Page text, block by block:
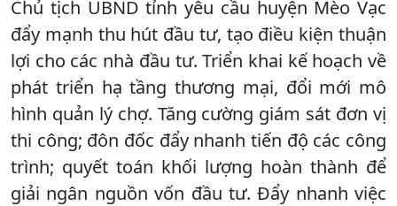
Chủ tịch UBND tỉnh yêu cầu huyện Mèo Vạc
đẩy mạnh thu hút đầu tư, tạo điều kiện thuận
lợi cho các nhà đầu tư. Triển khai kế hoạch về
phát triển hạ tầng thương mại, đổi mới mô
hình quản lý chợ. Tăng cường giám sát đơn vị
thi công; đôn đốc đẩy nhanh tiến độ các công
trình; quyết toán khối lượng hoàn thành để
giải ngân nguồn vốn đầu tư. Đẩy nhanh việc